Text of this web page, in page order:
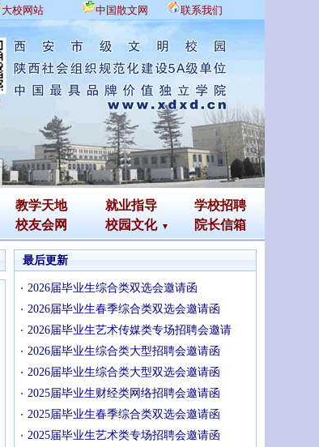
大校网站 中国散文网 联系我们
教学天地 就业指导
学校招聘
校友会网 校园文化 院长信箱
最后更新
2026届毕业生综合类双选会邀请函
2026届毕业生春季综合类双选会邀请函
2026届毕业生艺术传媒类专场招聘会邀请
2026届毕业生综合类大型招聘会邀请函
2026届毕业生综合类大型双选会邀请函
2025届毕业生财经类网络招聘会邀请函
2025届毕业生春季综合类双选会邀请函
2025届毕业生艺术类专场招聘会邀请函